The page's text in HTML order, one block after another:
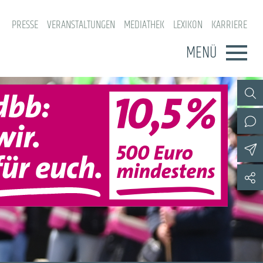
PRESSE VERANSTALTUNGEN MEDIATHEK LEXIKON KARRIERE
MENÜ